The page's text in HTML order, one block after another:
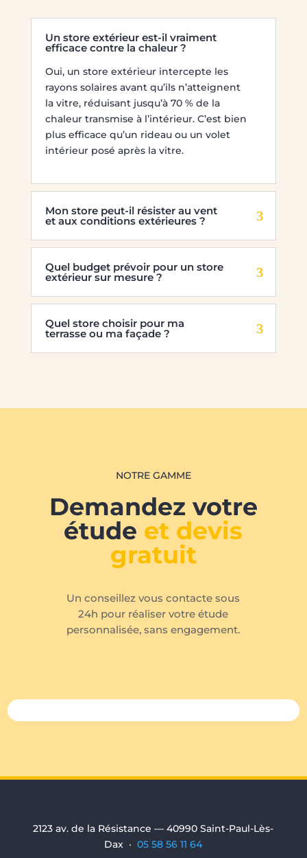
Un store extérieur est-il vraiment
efficace contre la chaleur ?
Oui, un store extérieur intercepte les
rayons solaires avant qu’ils n’atteignent
la vitre, réduisant jusqu’à 70 % de la
chaleur transmise à l’intérieur. C’est bien
plus efficace qu’un rideau ou un volet
intérieur posé après la vitre.
Mon store peut-il résister au vent
et aux conditions extérieures ?
Quel budget prévoir pour un store
extérieur sur mesure ?
Quel store choisir pour ma
terrasse ou ma façade ?
NOTRE GAMME
Demandez votre
étude et devis
gratuit
Un conseillez vous contacte sous
24h pour réaliser votre étude
personnalisée, sans engagement.
2123 av. de la Résistance — 40990 Saint-Paul-Lès-
Dax ·05 58 56 11 64